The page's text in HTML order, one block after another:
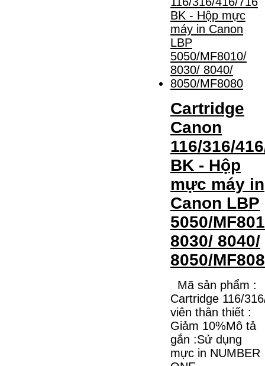
Cartridge
Canon
116/316/
BK - Hộp
mực máy in
Canon LBP
5050/
8030/ 8040/
8050/
Mã sản phẩm :
Cartridge 116/
viên thân thiết :
Giảm 10%Mô tả
gắn :Sử dụng
mực in NUMBER